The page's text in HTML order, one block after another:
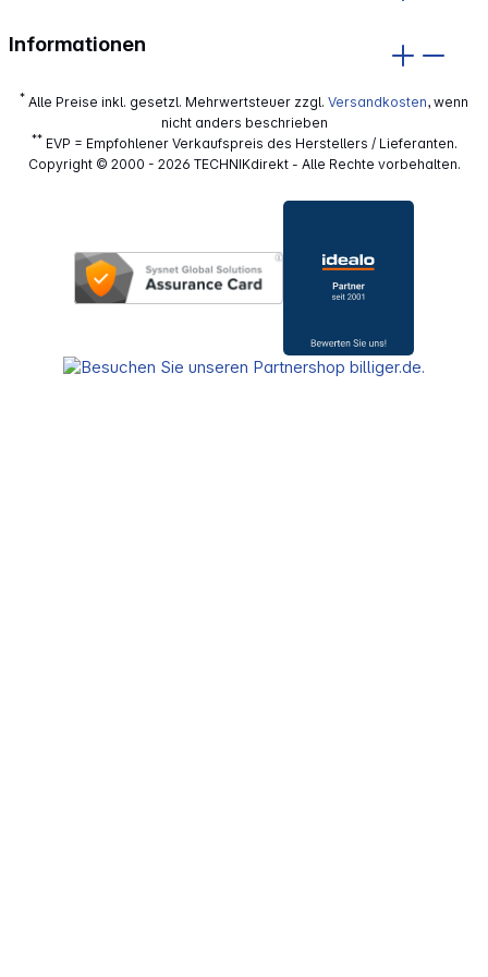
Informationen
* Alle Preise inkl. gesetzl. Mehrwertsteuer zzgl. Versandkosten, wenn
nicht anders beschrieben
** EVP = Empfohlener Verkaufspreis des Herstellers / Lieferanten.
Copyright © 2000 - 2026 TECHNIKdirekt - Alle Rechte vorbehalten.